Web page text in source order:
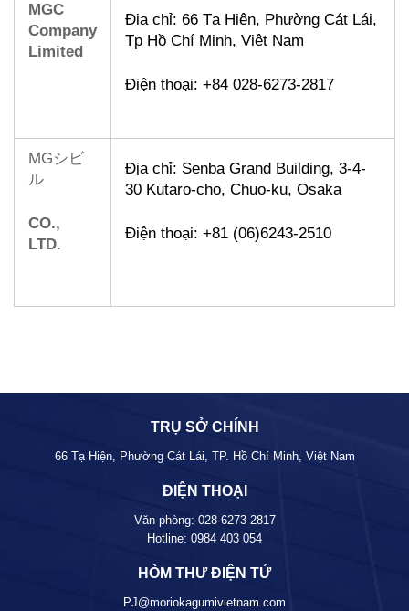
MGC
Company
Limited
Địa chỉ: 66 Tạ Hiện, Phường Cát Lái,
Tp Hồ Chí Minh, Việt Nam
Điện thoại: +84 028-6273-2817
MGシビ
ル
CO.,
LTD.
Địa chỉ: Senba Grand Building, 3-4-
30 Kutaro-cho, Chuo-ku, Osaka
Điện thoại: +81 (06)6243-2510
TRỤ SỞ CHÍNH
66 Tạ Hiện, Phường Cát Lái, TP. Hồ Chí Minh, Việt Nam
ĐIỆN THOẠI
Văn phòng: 028-6273-2817
Hotline: 0984 403 054
HÒM THƯ ĐIỆN TỬ
PJ@moriokagumivietnam.com